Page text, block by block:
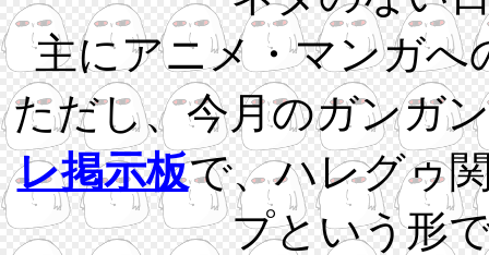
主にアニメ・マンガへ
ただし、今月のガンガ
レ掲示板で、ハレグゥ
プという形